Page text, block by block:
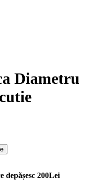
Diametru
depășesc 200Lei